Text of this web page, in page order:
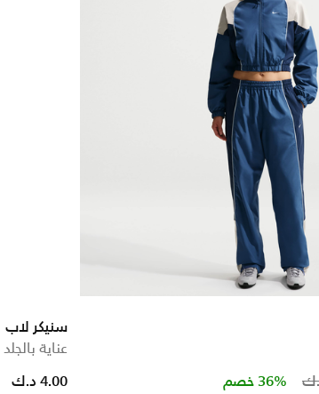
36% خصم
سنيكر لاب
عناية بالجلد
4.00 د.ك